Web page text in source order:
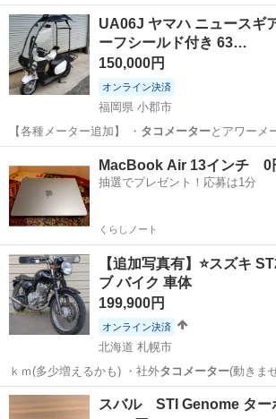
ーメーター 回…
神奈川 横浜市 その他
UA06J ヤマハ ニュースギ
ーフシールド付き 63…
150,000円
オンライン決済
福岡県 小郡市
【各種メーター追加】 ・ タコメーターとアワーメ
水…
MacBook Air 13インチ 0
抽選でプレゼント！応募は1分
くらしノート
【追加写真有】⭐️スズキ ST250
ブ バイク 車体
199,900円
オンライン決済
北海道 札幌市
ｋｍ(多少増えるかも) ・社外タコメーター(動きま
ー …
北海道 札幌市 カワサキ
スバル STI Genome ター